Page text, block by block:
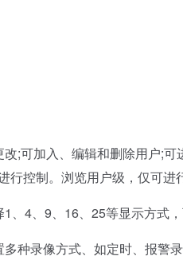
可加入、编辑和删除用户;可
行控制。浏览用户级，仅可
、9、16、25等显示方式，
录像方式、如定时、报警